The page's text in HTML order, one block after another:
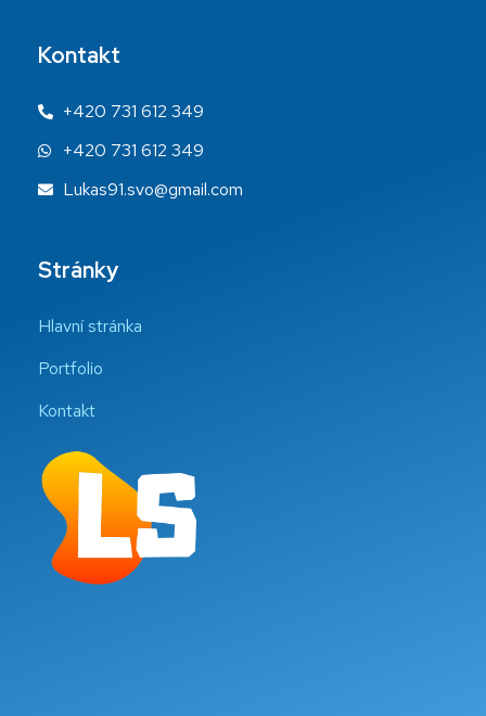
Kontakt
+420 731 612 349
+420 731 612 349
Lukas91.svo@gmail.com
Stránky
Hlavní stránka
Portfolio
Kontakt